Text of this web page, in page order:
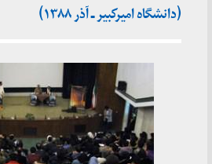
(دانشگاه امیرکبیر ـ آذر ۱۳۸۸)